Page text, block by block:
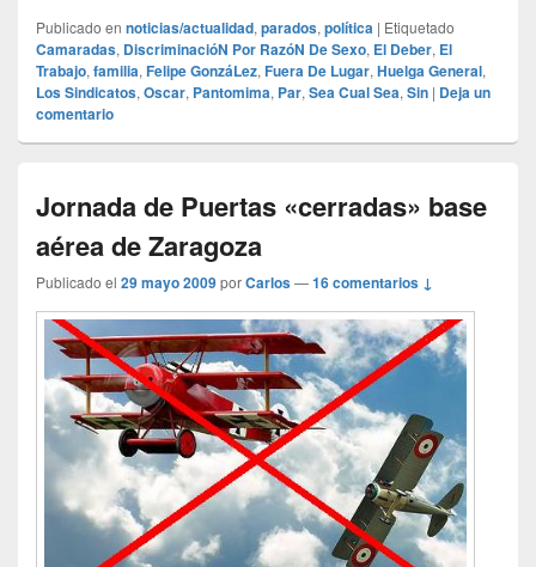
Publicado en noticias/actualidad, parados, política | Etiquetado
Camaradas, DiscriminacióN Por RazóN De Sexo, El Deber, El
Trabajo, familia, Felipe GonzáLez, Fuera De Lugar, Huelga General,
Los Sindicatos, Oscar, Pantomima, Par, Sea Cual Sea, Sin | Deja un
comentario
Jornada de Puertas «cerradas» base
aérea de Zaragoza
Publicado el 29 mayo 2009porCarlos—16 comentarios ↓